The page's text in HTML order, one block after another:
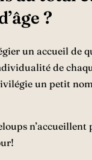
?
un accueil de
de
un petit
n’accueillent